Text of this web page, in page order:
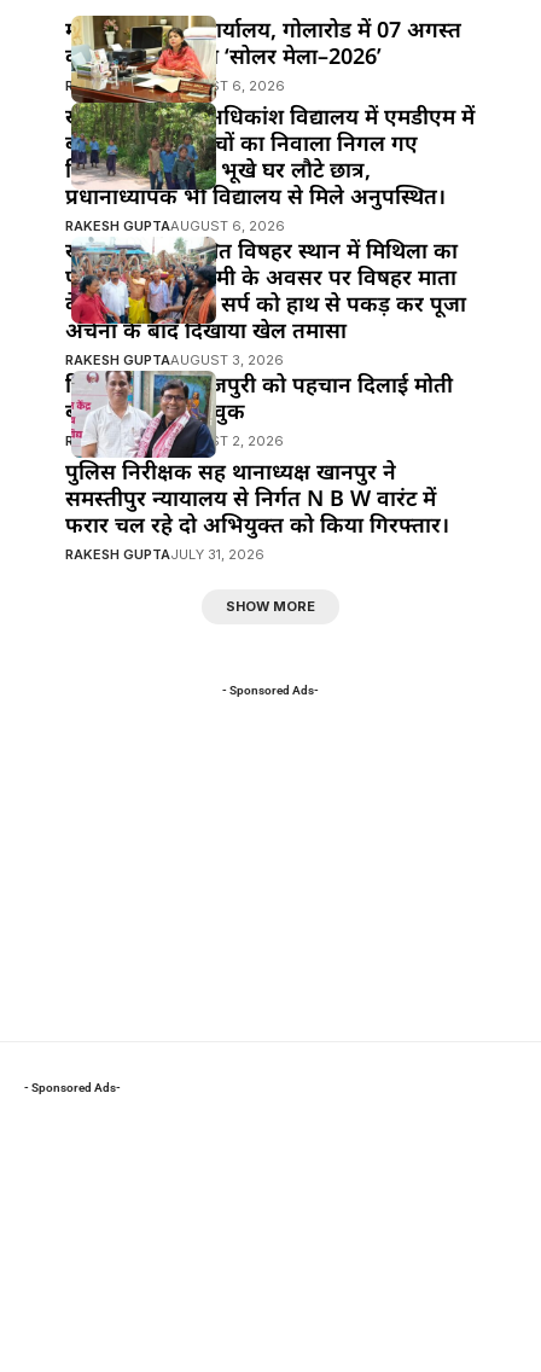
महुआ के विद्युत कार्यालय, गोलारोड में 07 अगस्त
को आयोजित होगा ‘सोलर मेला–2026’
RAKESH GUPTA AUGUST 6, 2026
खानपुर प्रखंड के अधिकांश विद्यालय में एमडीएम में
बड़ी लापरवाही!बच्चों का निवाला निगल गए
जिम्मेदार,दोपहर में भूखे घर लौटे छात्र,
प्रधानाध्यापक भी विद्यालय से मिले अनुपस्थित।
RAKESH GUPTAAUGUST 6, 2026
खानपुर बाजार स्थित विषहर स्थान में मिथिला का
पावन पर्व नाग पंचमी के अवसर पर विषहर माता
के पुजारी ने विषैले सर्प को हाथ से पकड़ कर पूजा
अर्चना के बाद दिखाया खेल तमासा
RAKESH GUPTAAUGUST 3, 2026
हिंदी सिनेमा में भोजपुरी को पहचान दिलाई मोती
बीए ने : मनोज भावुक
RAKESH GUPTAAUGUST 2, 2026
पुलिस निरीक्षक सह थानाध्यक्ष खानपुर ने
समस्तीपुर न्यायालय से निर्गत N B W वारंट में
फरार चल रहे दो अभियुक्त को किया गिरफ्तार।
RAKESH GUPTAJULY 31, 2026
SHOW MORE
- Sponsored Ads-
- Sponsored Ads-